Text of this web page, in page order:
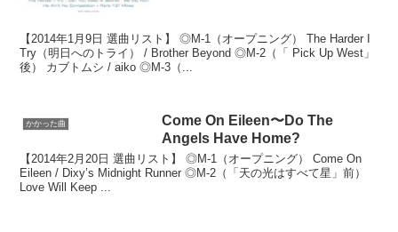
【2014年1月9日 選曲リスト】 ◎M-1（オープニング） The Harder I
Try（明日へのトライ） / Brother Beyond ◎M-2（「 Pick Up West」
後） カブトムシ / aiko ◎M-3（...
かかった曲
Come On Eileen〜Do The
Angels Have Home?
【2014年2月20日 選曲リスト】 ◎M-1（オープニング） Come On
Eileen / Dixy’s Midnight Runner ◎M-2（「天の光はすべて星」前）
Love Will Keep ...